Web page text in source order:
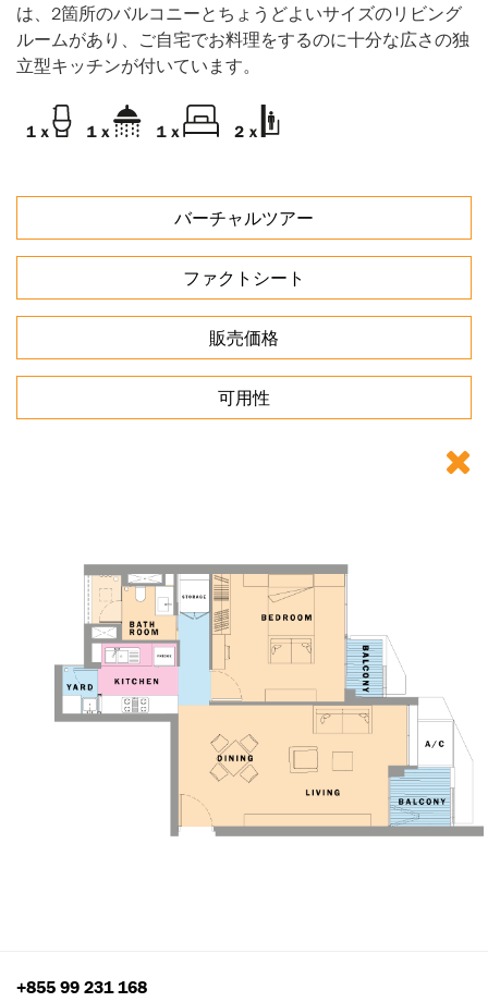
は、2箇所のバルコニーとちょうどよいサイズのリビング
ルームがあり、ご自宅でお料理をするのに十分な広さの独
立型キッチンが付いています。
バーチャルツアー
ファクトシート
販売価格
可用性
+855 99 231 168